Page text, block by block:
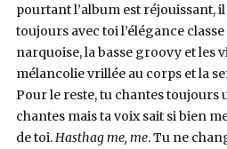
pourtant l’album est réjouissant,
toujours avec toi l’élégance
narquoise, la basse groovy et les
mélancolie vrillée au corps et la
Pour le reste, tu chantes toujours
chantes mais ta voix sait si bien
de toi.Hasthag me, me. Tu ne